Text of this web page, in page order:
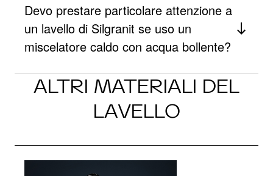
Devo prestare particolare attenzione a
un lavello di Silgranit se uso un
miscelatore caldo con acqua bollente?
ALTRI MATERIALI DEL
LAVELLO